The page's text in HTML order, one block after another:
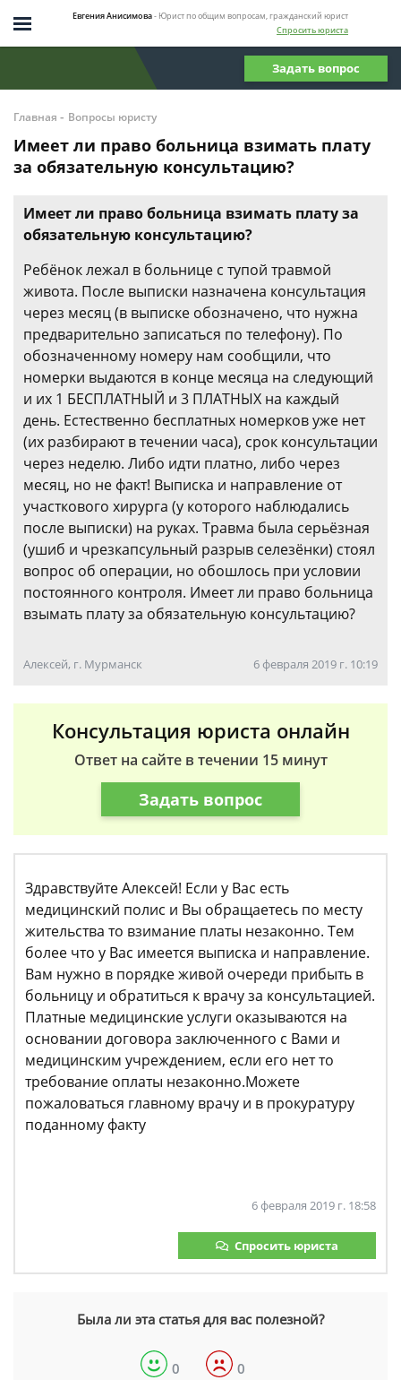
Евгения Анисимова- Юрист по общим вопросам, гражданский юрист
Спросить юриста
Задать вопрос
Главная - Вопросы юристу
Имеет ли право больница взимать плату
за обязательную консультацию?
Имеет ли право больница взимать плату за
обязательную консультацию?
Ребёнок лежал в больнице с тупой травмой
живота. После выписки назначена консультация
через месяц (в выписке обозначено, что нужна
предварительно записаться по телефону). По
обозначенному номеру нам сообщили, что
номерки выдаются в конце месяца на следующий
и их 1 БЕСПЛАТНЫЙ и 3 ПЛАТНЫХ на каждый
день. Естественно бесплатных номерков уже нет
(их разбирают в течении часа), срок консультации
через неделю. Либо идти платно, либо через
месяц, но не факт! Выписка и направление от
участкового хирурга (у которого наблюдались
после выписки) на руках. Травма была серьёзная
(ушиб и чрезкапсульный разрыв селезёнки) стоял
вопрос об операции, но обошлось при условии
постоянного контроля. Имеет ли право больница
взымать плату за обязательную консультацию?
Алексей, г. Мурманск 6 февраля 2019 г. 10:19
Консультация юриста онлайн
Ответ на сайте в течении 15 минут
Задать вопрос
Здравствуйте Алексей! Если у Вас есть
медицинский полис и Вы обращаетесь по месту
жительства то взимание платы незаконно. Тем
более что у Вас имеется выписка и направление.
Вам нужно в порядке живой очереди прибыть в
больницу и обратиться к врачу за консультацией.
Платные медицинские услуги оказываются на
основании договора заключенного с Вами и
медицинским учреждением, если его нет то
требование оплаты незаконно.Можете
пожаловаться главному врачу и в прокуратуру
поданному факту
6 февраля 2019 г. 18:58
Спросить юриста
Была ли эта статья для вас полезной?
0 0